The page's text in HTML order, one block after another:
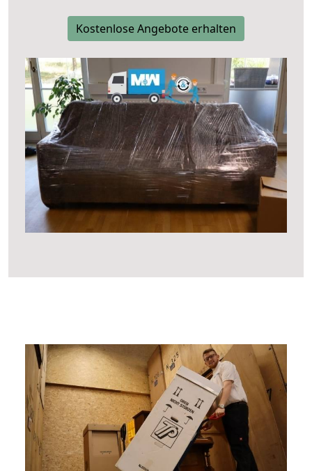
Kostenlose Angebote erhalten